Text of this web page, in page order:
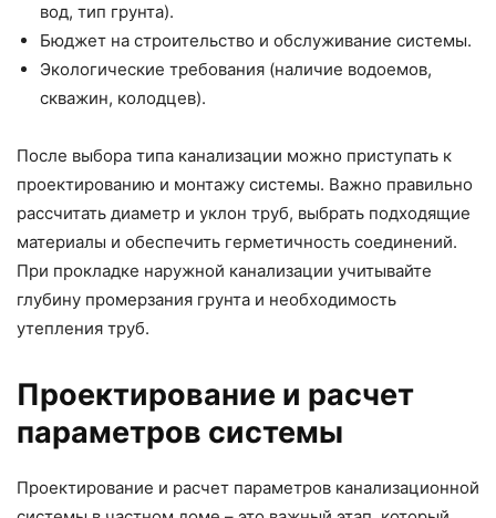
вод, тип грунта).
Бюджет на строительство и обслуживание системы.
Экологические требования (наличие водоемов,
скважин, колодцев).
После выбора типа канализации можно приступать к
проектированию и монтажу системы. Важно правильно
рассчитать диаметр и уклон труб, выбрать подходящие
материалы и обеспечить герметичность соединений.
При прокладке наружной канализации учитывайте
глубину промерзания грунта и необходимость
утепления труб.
Проектирование и расчет
параметров системы
Проектирование и расчет параметров канализационной